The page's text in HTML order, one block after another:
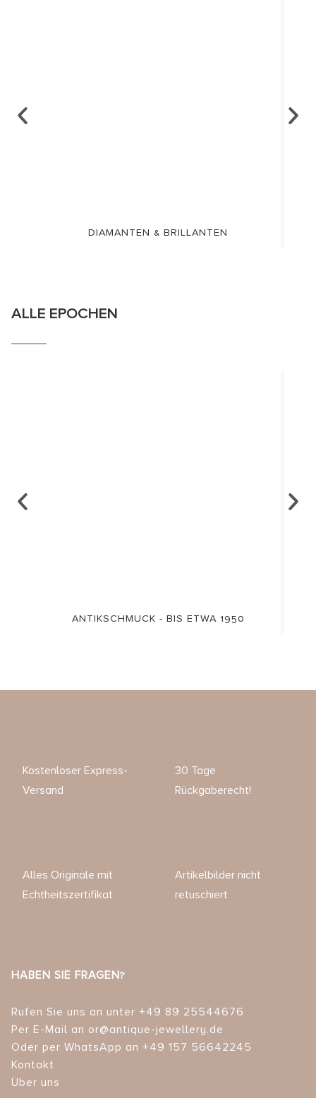
DIAMANTEN & BRILLANTEN
ALLE EPOCHEN
ANTIKSCHMUCK - BIS ETWA 1950
Kostenloser Express-
Versand
30 Tage
Rückgaberecht!
Alles Originale mit
Echtheitszertifikat
Artikelbilder nicht
retuschiert
HABEN SIE FRAGEN?
Rufen Sie uns an unter +49 89 25544676
Per E-Mail an or@antique-jewellery.de
Oder per WhatsApp an +49 157 56642245
Kontakt
Über uns